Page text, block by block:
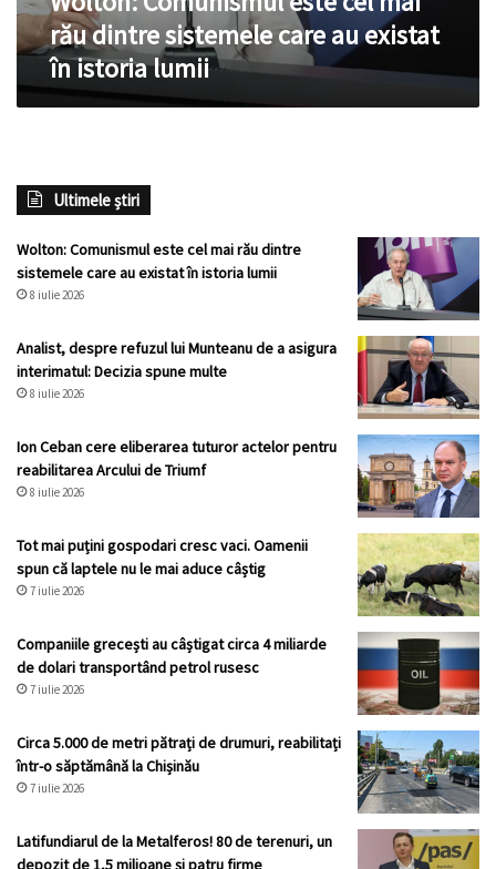
existat
în
istoria
lumii
rău dintre sistemele care au existat
în istoria lumii
Ultimele știri
Wolton: Comunismul este cel mai rău dintre
sistemele care au existat în istoria lumii
8 iulie 2026
Analist, despre refuzul lui Munteanu de a asigura
interimatul: Decizia spune multe
8 iulie 2026
Ion Ceban cere eliberarea tuturor actelor pentru
reabilitarea Arcului de Triumf
8 iulie 2026
Tot mai puțini gospodari cresc vaci. Oamenii
spun că laptele nu le mai aduce câștig
7 iulie 2026
Companiile grecești au câștigat circa 4 miliarde
de dolari transportând petrol rusesc
7 iulie 2026
Circa 5.000 de metri pătrați de drumuri, reabilitați
într-o săptămână la Chișinău
7 iulie 2026
Latifundiarul de la Metalferos! 80 de terenuri, un